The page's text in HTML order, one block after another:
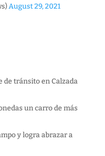
August 29, 2021
de tránsito en Calzada
un carro de más
y logra abrazar a